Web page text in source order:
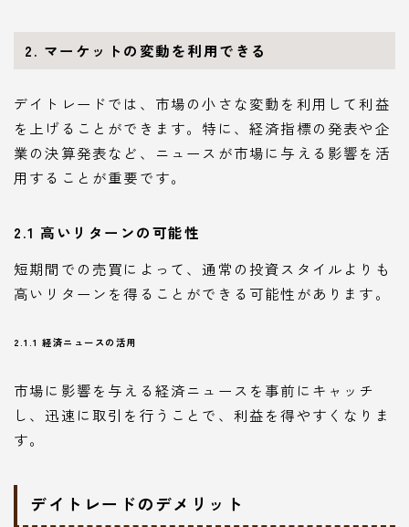
2. マーケットの変動を利用できる
デイトレードでは、市場の小さな変動を利用して利益
を上げることができます。特に、経済指標の発表や企
業の決算発表など、ニュースが市場に与える影響を活
用することが重要です。
2.1 高いリターンの可能性
短期間での売買によって、通常の投資スタイルよりも
高いリターンを得ることができる可能性があります。
2.1.1 経済ニュースの活用
市場に影響を与える経済ニュースを事前にキャッチ
し、迅速に取引を行うことで、利益を得やすくなりま
す。
デイトレードのデメリット